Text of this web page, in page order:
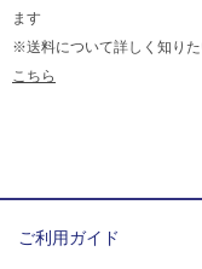
ます
※送料について詳しく知り
こちら
ご利用ガイド